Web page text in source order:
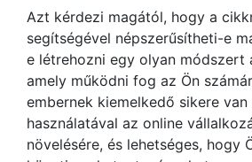
Azt kérdezi magától, hogy a
segítségével népszerűsítheti-e
e létrehozni egy olyan módszert
amely működni fog az Ön
embernek kiemelkedő sikere
használatával az online
növelésére, és lehetséges, hogy